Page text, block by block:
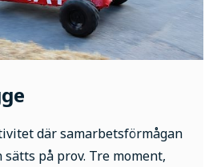
där samarbetsförmågan
på prov. Tre moment,